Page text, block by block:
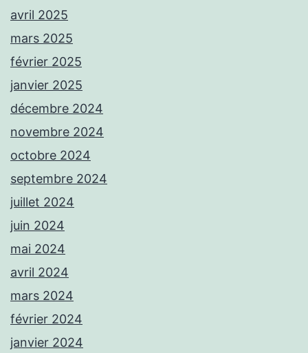
avril 2025
mars 2025
février 2025
janvier 2025
décembre 2024
novembre 2024
octobre 2024
septembre 2024
juillet 2024
juin 2024
mai 2024
avril 2024
mars 2024
février 2024
janvier 2024